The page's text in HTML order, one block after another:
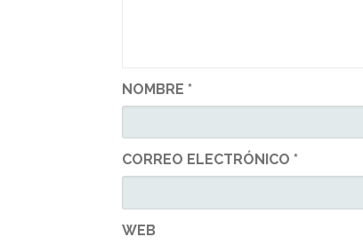
NOMBRE*
CORREO ELECTRÓNICO*
WEB